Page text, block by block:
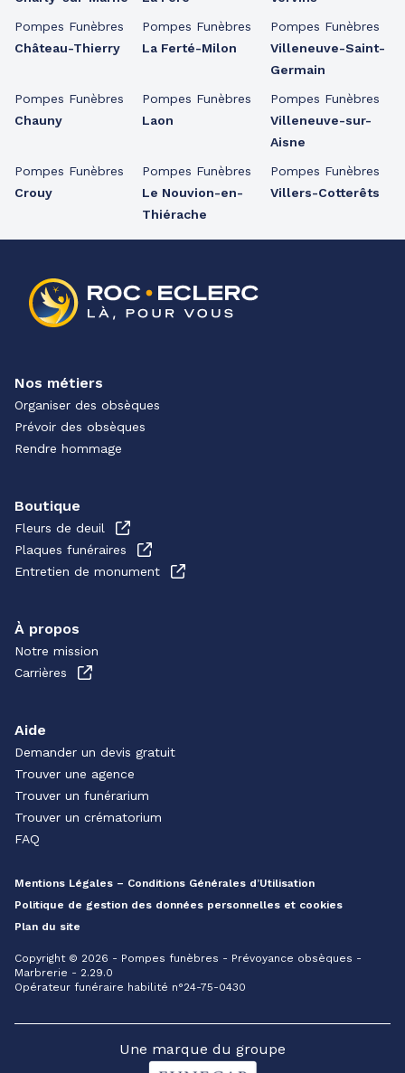
Pompes Funèbres
Château-Thierry
Pompes Funèbres
Chauny
Pompes Funèbres
Crouy
Pompes Funèbres
La Ferté-Milon
Pompes Funèbres
Laon
Pompes Funèbres
Le Nouvion-en-
Thiérache
Pompes Funèbres
Villeneuve-Saint-
Germain
Pompes Funèbres
Villeneuve-sur-
Aisne
Pompes Funèbres
Villers-Cotterêts
Nos métiers
Organiser des obsèques
Prévoir des obsèques
Rendre hommage
Boutique
Fleurs de deuil
Plaques funéraires
Entretien de monument
À propos
Notre mission
Carrières
Aide
Demander un devis gratuit
Trouver une agence
Trouver un funérarium
Trouver un crématorium
FAQ
Mentions Légales – Conditions Générales d’Utilisation
Politique de gestion des données personnelles et cookies
Plan du site
Copyright © 2026 - Pompes funèbres - Prévoyance obsèques -
Marbrerie - 2.29.0
Opérateur funéraire habilité n°24-75-0430
Une marque du groupe